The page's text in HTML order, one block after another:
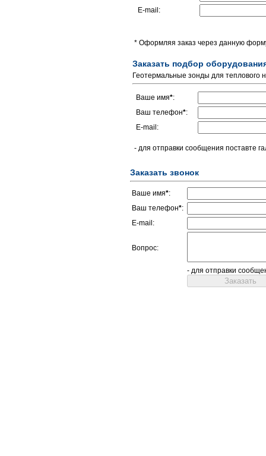
E-mail:
* Оформляя заказ через данную
Заказать подбор
Геотермальные зонды для теплового
Ваше имя*:
Ваш телефон*:
E-mail:
- для отправки сообщения поставте
Заказать звонок
Ваше имя*:
Ваш телефон*:
E-mail:
Вопрос:
- для отправки